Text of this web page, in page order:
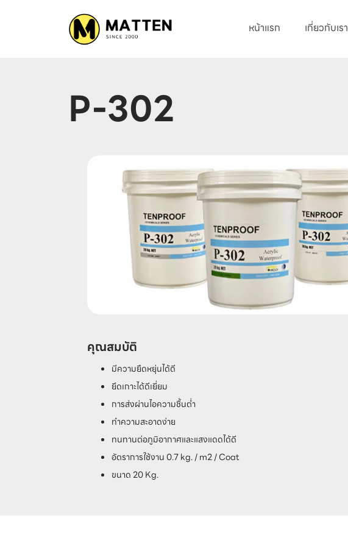
หน้าแรก เกี่ยวกับเรา
P-302
คุณสมบัติ
มีความยืดหยุ่นได้ดี
ยึดเกาะได้ดีเยี่ยม
การส่งผ่านไอความชื้นต่ำ
ทำความสะอาดง่าย
ทนทานต่อภูมิอากาศและแสงแดดได้ดี
อัตราการใช้งาน 0.7 kg. / m2 / Coat
ขนาด 20 Kg.